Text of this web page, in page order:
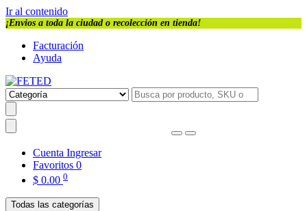
Ir al contenido
¡Envios a toda la ciudad o recolección en tienda!
Facturación
Ayuda
Cuenta Ingresar
Favoritos 0
$ 0.00 0
Todas las categorías